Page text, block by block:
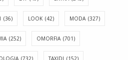
(36) LOOK (42) MODA (327)
(252) OMORFIA (701)
(732) TAXIDI (152)